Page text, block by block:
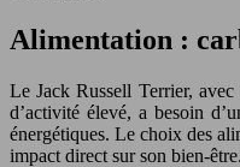
Alimentation :
Le Jack Russell Terrier,
d’activité élevé, a besoin
énergétiques. Le choix des
impact direct sur son bien-être.